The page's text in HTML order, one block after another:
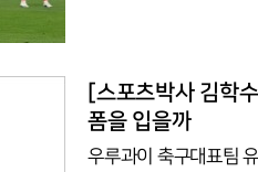
을 하지 못하다가 프랑
게
[스포츠박사 김학
폼을 입을까
우루과이 축구대표팀